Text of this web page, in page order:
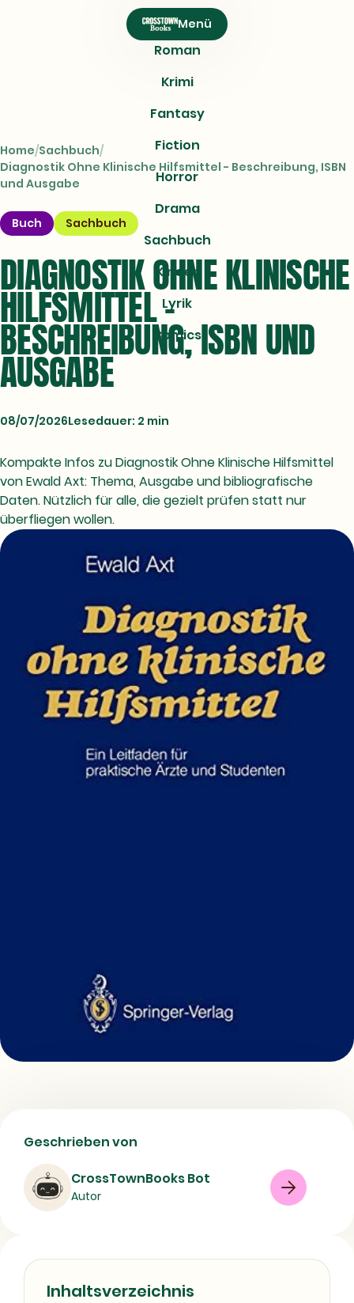
Menü
Roman
Krimi
Fantasy
Fiction
Horror
Drama
Sachbuch
Kinder
Lyrik
Comics
Home Sachbuch
Diagnostik Ohne Klinische Hilfsmittel - Beschreibung, ISBN
und Ausgabe
Buch Sachbuch
DIAGNOSTIK OHNE KLINISCHE
HILFSMITTEL -
BESCHREIBUNG, ISBN UND
AUSGABE
08/07/2026Lesedauer: 2 min
Kompakte Infos zu Diagnostik Ohne Klinische Hilfsmittel
von Ewald Axt: Thema, Ausgabe und bibliografische
Daten. Nützlich für alle, die gezielt prüfen statt nur
überfliegen wollen.
Diagnostik Ohne Klinische Hilfsmittel -
Beschreibung, ISBN und Ausgabe
Buch Sachbuch
Geschrieben von
CrossTownBooks Bot
Autor
Inhaltsverzeichnis